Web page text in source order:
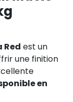
Red est un
une finition
en